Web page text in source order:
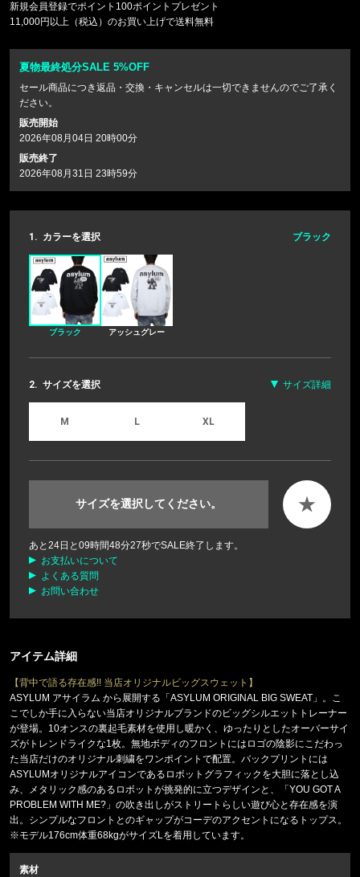
新規会員登録でポイント100ポイントプレゼント
11,000円以上（税込）のお買い上げで送料無料
夏物最終処分SALE 5%OFF
セール商品につき返品・交換・キャンセルは一切できませんのでご了承く
ださい。
販売開始
2026年08月04日 20時00分
販売終了
2026年08月31日 23時59分
1. カラーを選択 ブラック
ブラック アッシュグレー
2. サイズを選択 サイズ詳細
M L XL
サイズを選択してください。 ★
あと 24日と 09時間48分27秒でSALE終了します。
お支払いについて
よくある質問
お問い合わせ
アイテム詳細
【背中で語る存在感!! 当店オリジナルビッグスウェット】
ASYLUM アサイラム から展開する「ASYLUM ORIGINAL BIG SWEAT」。こ
こでしか手に入らない当店オリジナルブランドのビッグシルエットトレーナー
が登場。10オンスの裏起毛素材を使用し暖かく、ゆったりとしたオーバーサイ
ズがトレンドライクな1枚。無地ボディのフロントにはロゴの陰影にこだわっ
た当店だけのオリジナル刺繍をワンポイントで配置。バックプリントには
ASYLUMオリジナルアイコンであるロボットグラフィックを大胆に落とし込
み、メタリック感のあるロボットが挑発的に立つデザインと、「YOU GOT A
PROBLEM WITH ME?」の吹き出しがストリートらしい遊び心と存在感を演
出。シンプルなフロントとのギャップがコーデのアクセントになるトップス。
※モデル176cm体重68kgがサイズLを着用しています。
素材